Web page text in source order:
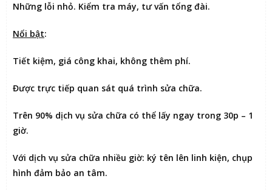
Những lỗi nhỏ. Kiểm tra máy, tư vấn tổng đài.
Nổi bật:
Tiết kiệm, giá công khai, không thêm phí.
Được trực tiếp quan sát quá trình sửa chữa.
Trên 90% dịch vụ sửa chữa có thể lấy ngay trong 30p – 1
giờ.
Với dịch vụ sửa chữa nhiều giờ: ký tên lên linh kiện, chụp
hình đảm bảo an tâm.